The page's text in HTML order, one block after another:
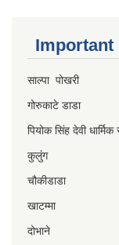
Important
साल्पा पोखरी
गोरुकाटे डाडा
पियोक सिंह देवी
कुलुंग
चौकीडाडा
खाटम्मा
दोभाने